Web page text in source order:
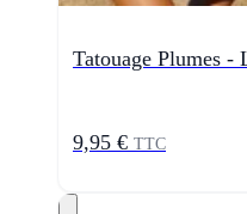
Tatouage Plumes -
9,95 € TTC